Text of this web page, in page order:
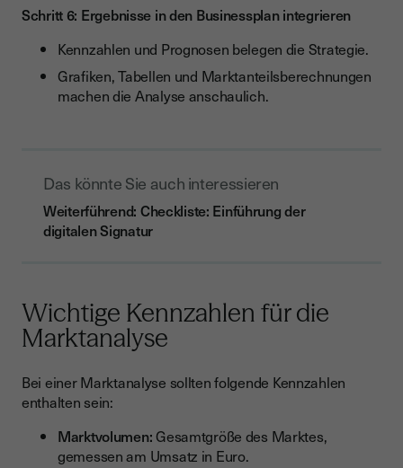
Schritt 6: Ergebnisse in den Businessplan integrieren
Kennzahlen und Prognosen belegen die Strategie.
Grafiken, Tabellen und Marktanteilsberechnungen
machen die Analyse anschaulich.
Das könnte Sie auch interessieren
Weiterführend: Checkliste: Einführung der
digitalen Signatur
Wichtige Kennzahlen für die
Marktanalyse
Bei einer Marktanalyse sollten folgende Kennzahlen
enthalten sein:
Marktvolumen:Gesamtgröße des Marktes,
gemessen am Umsatz in Euro.